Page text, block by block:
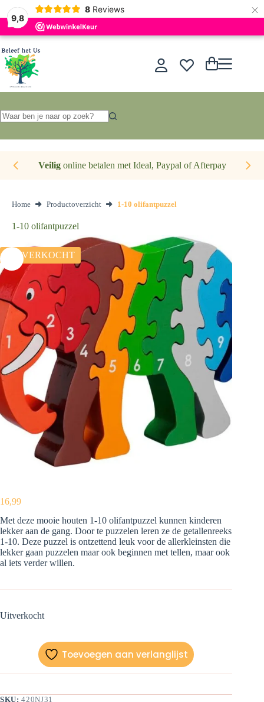
9,8
8 Reviews ×
Ga
naar
de
inhoud
Winkelwagen
resultaten
Veiligonline betalen met Ideal, Paypal of Afterpay
Home Productoverzicht 1-10 olifantpuzzel
1-10 olifantpuzzel
UITVERKOCHT
16,99
Met deze mooie houten 1-10 olifantpuzzel kunnen kinderen
lekker aan de gang. Door te puzzelen leren ze de getallenreeks
1-10. Deze puzzel is ontzettend leuk voor de allerkleinsten die
lekker gaan puzzelen maar ook beginnen met tellen, maar ook
al iets verder willen.
Uitverkocht
Toevoegen aan verlanglijst
SKU:420NJ31